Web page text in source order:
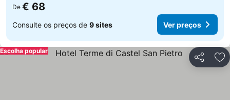
De € 68
Consulte os preços de 9 sites Ver preços
Partilhar
Escolha popular